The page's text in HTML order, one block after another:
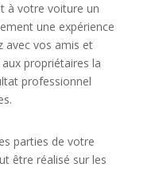
à votre voiture un
une expérience
avec vos amis et
propriétaires la
professionnel
parties de votre
être réalisé sur les